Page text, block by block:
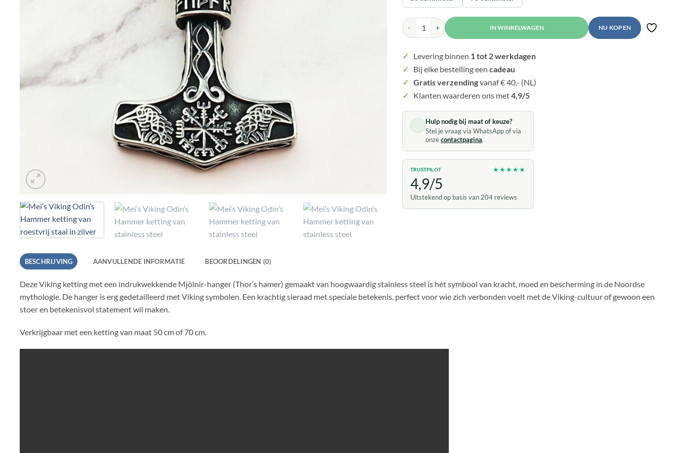
Mei's Viking Odin's Hammer | ketting | Stainless Steel aantalNU KOPEN
✓ Levering binnen 1 tot 2 werkdagen
✓ Bij elke bestelling een cadeau
✓ Gratis verzendingvanaf € 40,- (NL)
✓ Klanten waarderen ons met4,9/5
Hulp nodig bij maat of keuze?
Stel je vraag via WhatsApp of via
onzecontactpagina.
TRUSTPILOT ★★★★★
4,9/5
Uitstekend op basis van 204 reviews
BESCHRIJVING AANVULLENDE INFORMATIE BEOORDELINGEN (0)
Deze Viking ketting met een indrukwekkende Mjölnir-hanger (Thor’s hamer) gemaakt van hoogwaardig stainless steel is hét symbool van kracht, moed en bescherming in de Noordse
mythologie. De hanger is erg gedetailleerd met Viking symbolen. Een krachtig sieraad met speciale betekenis, perfect voor wie zich verbonden voelt met de Viking-cultuur of gewoon een
stoer en betekenisvol statement wil maken.
Verkrijgbaar met een ketting van maat 50 cm of 70 cm.